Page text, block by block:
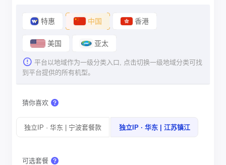
特惠 中国 香港
美国 亚太
平台以地域作为一级分类入口, 点击切换一级地域分类可找
到平台提供的所有机型。
猜你喜欢
独立IP · 华东 | 宁波套餐款 独立IP · 华东 | 江苏镇江
可选套餐